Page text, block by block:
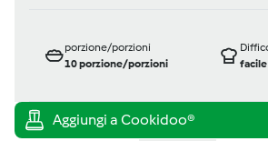
porzione/porzioni
10porzione/porzioni
facile